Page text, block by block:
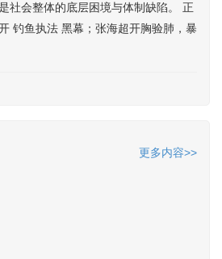
社会整体的底层困境与体制缺陷。 正
钓鱼执法 黑幕；张海超开胸验肺，暴
更多内容>>